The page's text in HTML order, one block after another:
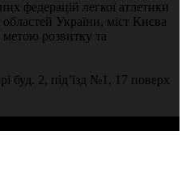
федерацій легкої атлетики
України, міст Києва
метою розвитку та
буд. 2, під’їзд №1, 17 поверх